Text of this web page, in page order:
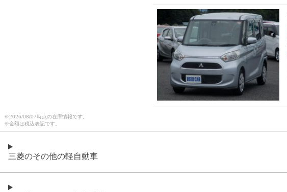
※2026/08/07時点の在庫情報です。
※金額は税込表記です。
三菱のその他の軽自動車